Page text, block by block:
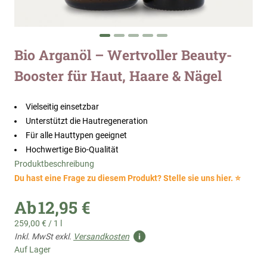
Zum
Anfang
der
Bio Arganöl – Wertvoller Beauty-
Booster für Haut, Haare & Nägel
Vielseitig einsetzbar
Unterstützt die Hautregeneration
Für alle Hauttypen geeignet
Hochwertige Bio-Qualität
Produktbeschreibung
Du hast eine Frage zu diesem Produkt? Stelle sie uns hier. ⭐
Ab12,95 €
259,00 € / 1 l
Inkl. MwSt exkl. Versandkosten
Auf Lager